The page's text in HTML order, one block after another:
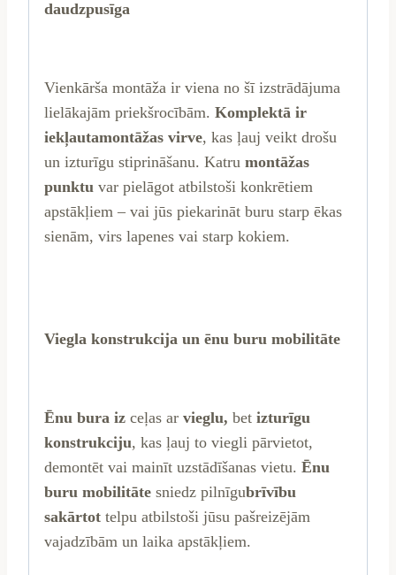
daudzpusīga
Vienkārša montāža ir viena no šī izstrādājuma
lielākajām priekšrocībām. Komplektā ir
iekļautamontāžas virve, kas ļauj veikt drošu
un izturīgu stiprināšanu. Katru montāžas
punktu var pielāgot atbilstoši konkrētiem
apstākļiem – vai jūs piekarināt buru starp ēkas
sienām, virs lapenes vai starp kokiem.
Viegla konstrukcija un ēnu buru mobilitāte
Ēnu bura iz ceļas ar vieglu, bet izturīgu
konstrukciju, kas ļauj to viegli pārvietot,
demontēt vai mainīt uzstādīšanas vietu. Ēnu
buru mobilitāte sniedz pilnīgubrīvību
sakārtot telpu atbilstoši jūsu pašreizējām
vajadzībām un laika apstākļiem.